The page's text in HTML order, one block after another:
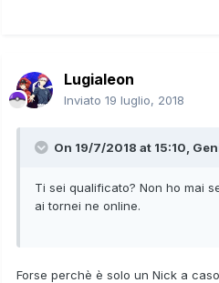
Lugialeon
Inviato 19 luglio, 2018
On 19/7/2018 at 15:10,
Ti sei qualificato? Non ho mai
ai tornei ne online.
Forse perchè è solo un Nick a